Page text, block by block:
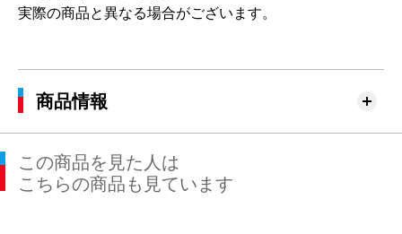
実際の商品と異なる場合がございます。
商品情報
この商品を見た人は
こちらの商品も見ています